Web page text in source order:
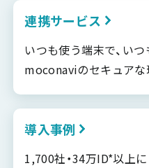
連携サービス
いつも使う端末で、い
moconaviのセキュア
導入事例
1,700社・34万ID*以上